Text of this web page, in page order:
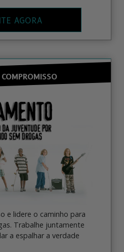
AGORA
e lidere o caminho para
Trabalhe juntamente
a espalhar a verdade